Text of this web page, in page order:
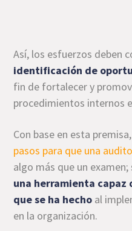
Así, los esfuerzos deben
identificación de
fin de fortalecer y
procedimientos internos
Con base en esta
pasos para que una
algo más que un
una herramienta
que se ha hecho al
en la organización.